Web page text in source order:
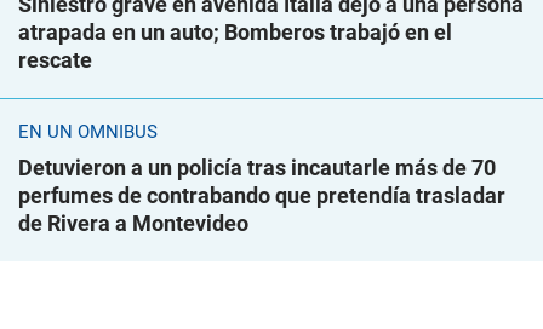
atrapada en un auto; Bomberos trabajó en el
rescate
EN UN ÓMNIBUS
Detuvieron a un policía tras incautarle más de 70
perfumes de contrabando que pretendía trasladar
de Rivera a Montevideo